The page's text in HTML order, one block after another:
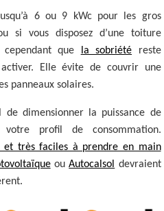
6 ou 9 kWc pour les gros
si vous disposez d’une toiture
cependant que
la sobriété reste
Elle évite de couvrir une
panneaux solaires.
de dimensionner la puissance de
profil de consommation.
et très faciles à prendre en main
ouAutocalsol
devraient